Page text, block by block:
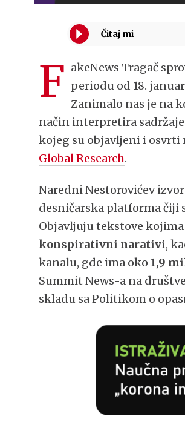
F akeNews Tragač
periodu od 18.
Zanimalo nas je na
način interpretira
kojeg su objavljeni i osvrti
Global Research.
Naredni Nestorovićev
desničarska platforma čiji
Objavljuju tekstove
konspirativni narativi,
kanalu, gde ima oko 1,9
Summit News-a na
skladu sa Politikom o